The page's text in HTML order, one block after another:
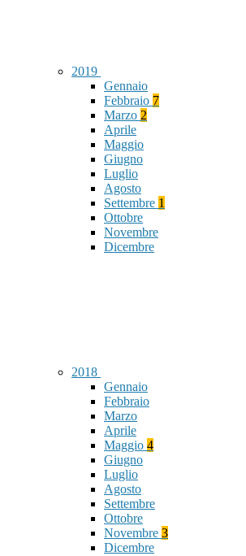
2019
Gennaio
Febbraio 7
Marzo 2
Aprile
Maggio
Giugno
Luglio
Agosto
Settembre 1
Ottobre
Novembre
Dicembre
2018
Gennaio
Febbraio
Marzo
Aprile
Maggio 4
Giugno
Luglio
Agosto
Settembre
Ottobre
Novembre 3
Dicembre